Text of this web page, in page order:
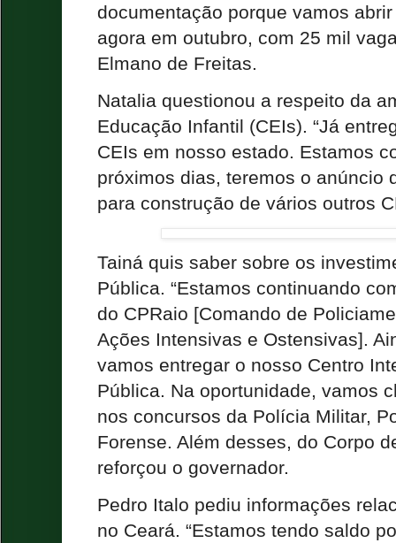
documentação porque vamos
agora em outubro, com 25 mil
Elmano de Freitas.
Natalia questionou a respeito da
Educação Infantil (CEIs). “Já
CEIs em nosso estado. Estamos
próximos dias, teremos o anúncio
para construção de vários outros
Tainá quis saber sobre os
Pública. “Estamos continuando
do CPRaio [Comando de
Ações Intensivas e Ostensivas].
vamos entregar o nosso Centro
Pública. Na oportunidade, vamos
nos concursos da Polícia Militar,
Forense. Além desses, do Corpo
reforçou o governador.
Pedro Italo pediu informações
no Ceará. “Estamos tendo saldo